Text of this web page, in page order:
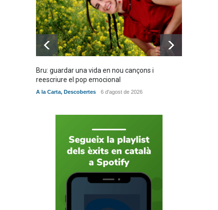
Novetats musicals
5 de juny de 2026
Bru: guardar una vida en nou cançons i
reescriure el pop emocional
A la Carta, Descobertes 6 d'agost de 2026